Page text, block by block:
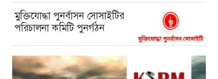
মুক্তিযোদ্ধা পুনর্বাসন সোসাইটির
পরিচালনা কমিটি পুনর্গঠন